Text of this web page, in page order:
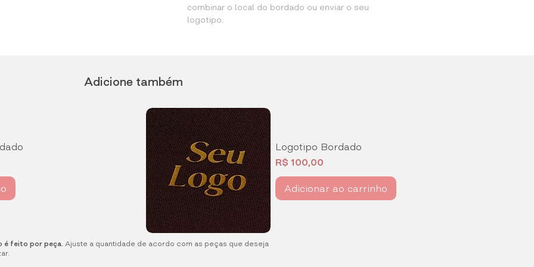
combinar o local do bordado ou enviar o seu
logotipo.
Adicione também
Logotipo Bordado
Preço
R$ 100,00
Adicionar ao carrinho
é feito por peça. Ajuste a quantidade de acordo com as peças que deseja